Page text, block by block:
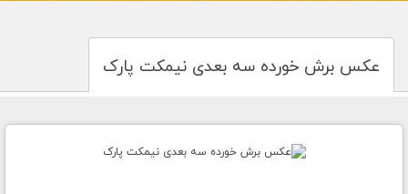
عکس برش خورده سه بعدی نیمکت پارک